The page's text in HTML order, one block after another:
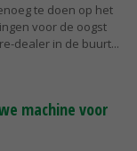
te doen op het
voor de oogst
dealer in de buurt...
machine voor